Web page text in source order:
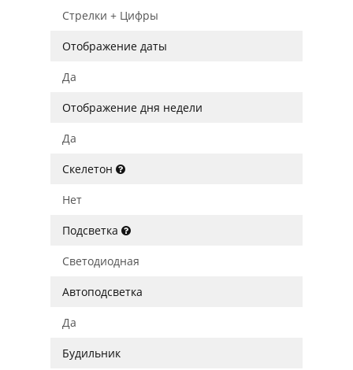
Стрелки + Цифры
Отображение даты
Да
Отображение дня недели
Да
Скелетон
Нет
Подсветка
Светодиодная
Автоподсветка
Да
Будильник